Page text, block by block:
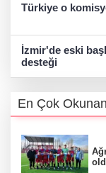
Türkiye o
İzmir'de eski
desteği
En Çok